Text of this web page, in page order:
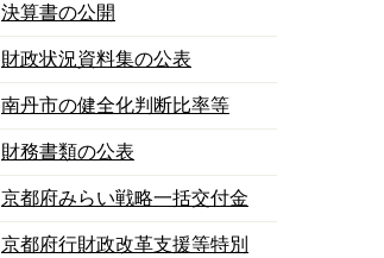
決算書の公開
財政状況資料集の公表
南丹市の健全化判断比率等
財務書類の公表
京都府みらい戦略一括交付金
京都府行財政改革支援等特別